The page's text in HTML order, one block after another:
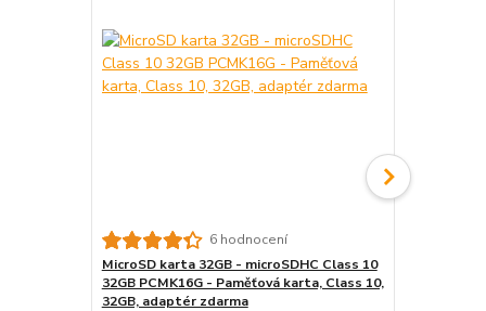
6 hodnocení
MicroSD karta 32GB - microSDHC Class 10
32GB PCMK16G - Paměťová karta, Class 10,
32GB, adaptér zdarma